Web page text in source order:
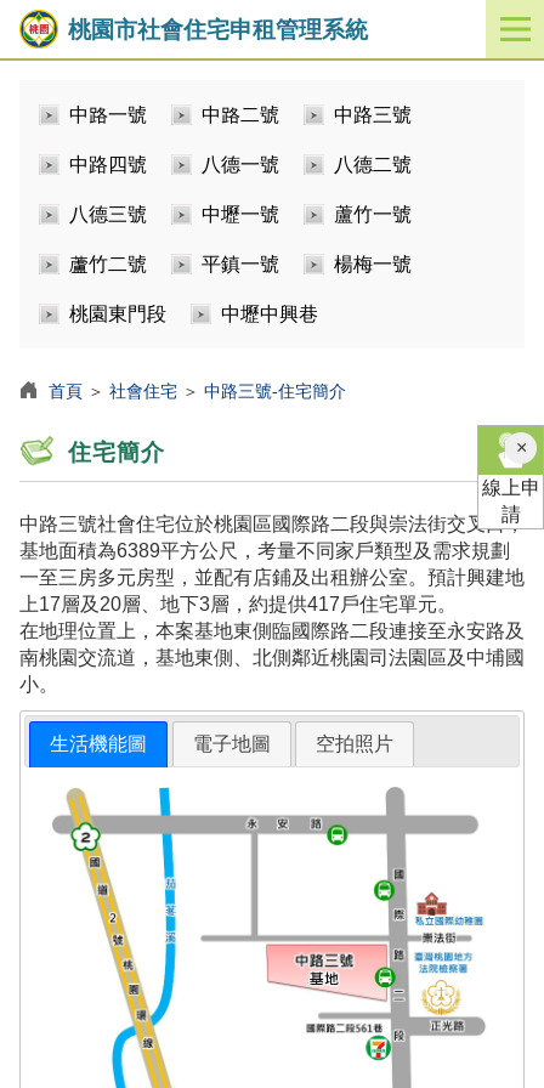
桃園市社會住宅申租管理系統
開
啟
中路一號 中路二號 中路三號
中路四號 八德一號 八德二號
八德三號 中壢一號 蘆竹一號
蘆竹二號 平鎮一號 楊梅一號
桃園東門段 中壢中興巷
首頁 ＞ 社會住宅 ＞ 中路三號-住宅簡介
住宅簡介
中路三號社會住宅位於桃園區國際路二段與崇法街交叉口，
基地面積為6389平方公尺，考量不同家戶類型及需求規劃
一至三房多元房型，並配有店鋪及出租辦公室。預計興建地
上17層及20層、地下3層，約提供417戶住宅單元。
在地理位置上，本案基地東側臨國際路二段連接至永安路及
南桃園交流道，基地東側、北側鄰近桃園司法園區及中埔國
小。
生活機能圖 電子地圖 空拍照片
×關
閉
線上申
請